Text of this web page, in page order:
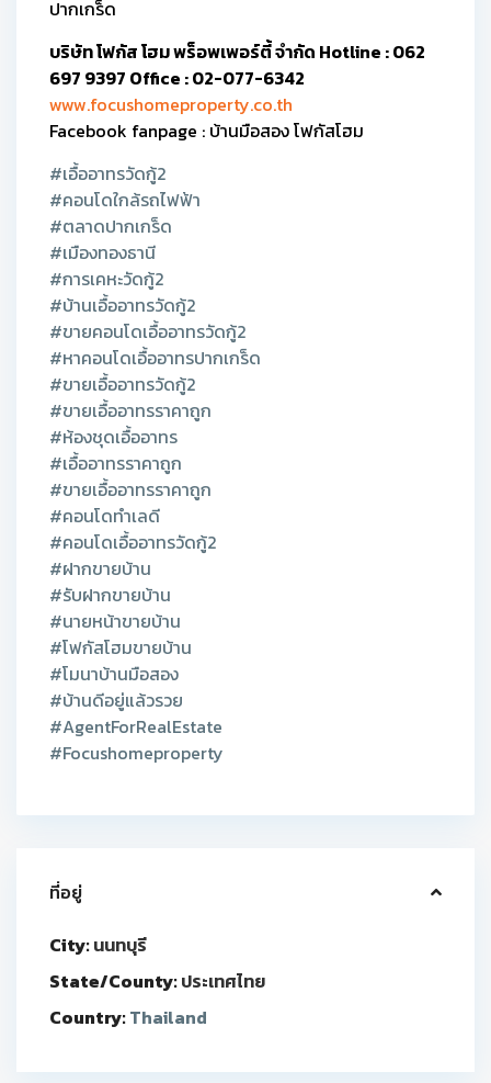
ปากเกร็ด
บริษัท โฟกัส โฮม พร็อพเพอร์ตี้ จำกัด Hotline : 062
697 9397 Office : 02-077-6342
www.focushomeproperty.co.th
Facebook fanpage : บ้านมือสอง โฟกัสโฮม
#เอื้ออาทรวัดกู้2
#คอนโดใกล้รถไฟฟ้า
#ตลาดปากเกร็ด
#เมืองทองธานี
#การเคหะวัดกู้2
#บ้านเอื้ออาทรวัดกู้2
#ขายคอนโดเอื้ออาทรวัดกู้2
#หาคอนโดเอื้ออาทรปากเกร็ด
#ขายเอื้ออาทรวัดกู้2
#ขายเอื้ออาทรราคาถูก
#ห้องชุดเอื้ออาทร
#เอื้ออาทรราคาถูก
#ขายเอื้ออาทรราคาถูก
#คอนโดทำเลดี
#คอนโดเอื้ออาทรวัดกู้2
#ฝากขายบ้าน
#รับฝากขายบ้าน
#นายหน้าขายบ้าน
#โฟกัสโฮมขายบ้าน
#โมนาบ้านมือสอง
#บ้านดีอยู่แล้วรวย
#AgentForRealEstate
#Focushomeproperty
ที่อยู่
City:นนทบุรี
State/County:ประเทศไทย
Country:Thailand